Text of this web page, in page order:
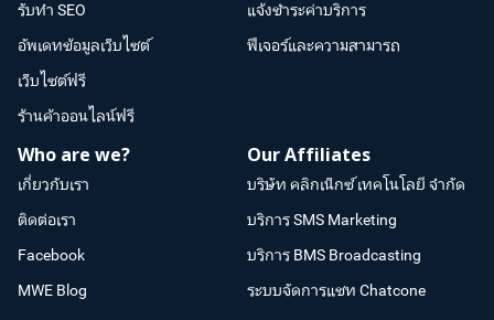
รับทำ SEO
อัพเดทข้อมูลเว็บไซต์
เว็บไซต์ฟรี
ร้านค้าออนไลน์ฟรี
แจ้งชำระค่าบริการ
ฟีเจอร์และความสามารถ
Who are we?
เกี่ยวกับเรา
ติดต่อเรา
Facebook
MWE Blog
Our Affiliates
บริษัท คลิกเน็กซ์ เทคโนโลยี จำกัด
บริการ SMS Marketing
บริการ BMS Broadcasting
ระบบจัดการแชท Chatcone